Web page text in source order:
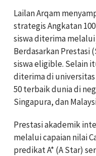
Lailan Arqam
strategis Angkatan
siswa diterima
Berdasarkan Prestasi
siswa eligible. Selain
diterima di universitas
50 terbaik dunia di
Singapura, dan
Prestasi akademik
melalui capaian nilai
predikat A* (A Star)